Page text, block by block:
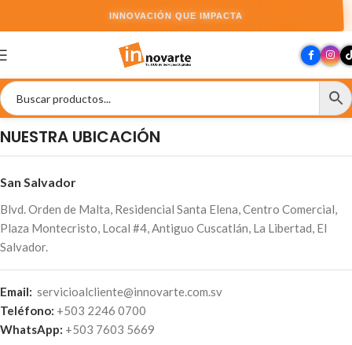
INNOVACIÓN QUE IMPACTA
NUESTRA UBICACIÓN
San Salvador
Blvd. Orden de Malta, Residencial Santa Elena, Centro Comercial,
Plaza Montecristo, Local #4, Antiguo Cuscatlán, La Libertad, El
Salvador.
Email: servicioalcliente@innovarte.com.sv
Teléfono: +503 2246 0700
WhatsApp: +503 7603 5669